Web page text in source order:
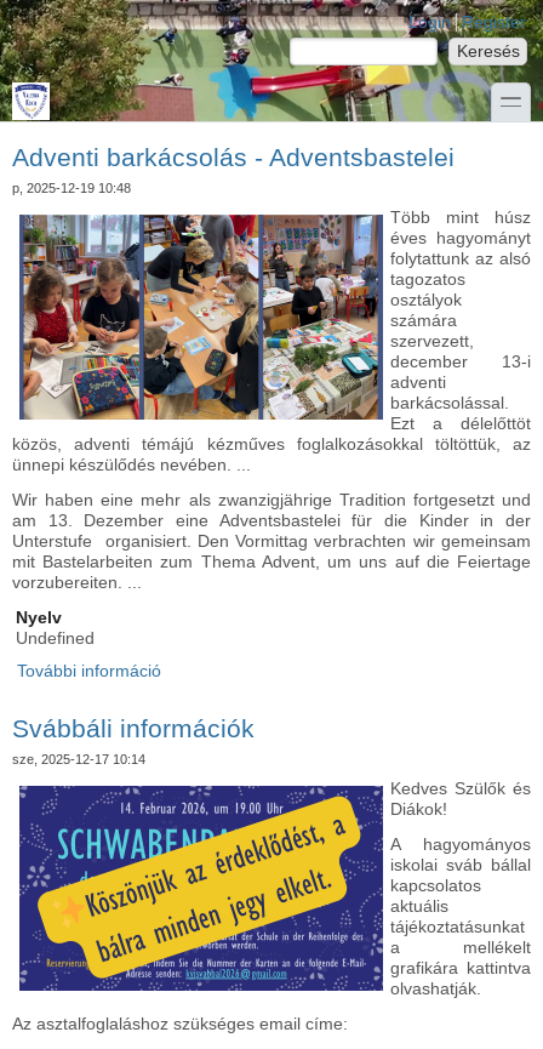
Ugrás a tartalomra
Skip to search
Login links Login Register
Keresés űrlap
toggle
Adventi barkácsolás - Adventsbastelei
p, 2025-12-19 10:48
Több mint húsz
éves hagyományt
folytattunk az alsó
tagozatos
osztályok
számára
szervezett,
december 13-i
adventi
barkácsolással.
Ezt a délelőttöt
közös, adventi témájú kézműves foglalkozásokkal töltöttük, az
ünnepi készülődés nevében. ...
Wir haben eine mehr als zwanzigjährige Tradition fortgesetzt und
am 13. Dezember eine Adventsbastelei für die Kinder in der
Unterstufe organisiert. Den Vormittag verbrachten wir gemeinsam
mit Bastelarbeiten zum Thema Advent, um uns auf die Feiertage
vorzubereiten. ...
Nyelv
Undefined
További információ
Svábbáli információk
sze, 2025-12-17 10:14
Kedves Szülők és
Diákok!
A hagyományos
iskolai sváb bállal
kapcsolatos
aktuális
tájékoztatásunkat
a mellékelt
grafikára kattintva
olvashatják.
Az asztalfoglaláshoz szükséges email címe: